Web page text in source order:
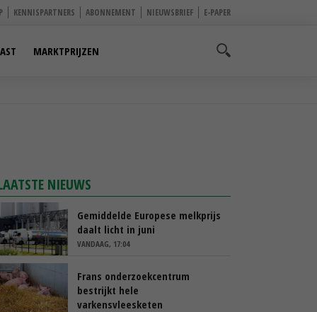
KENNISPARTNERS ABONNEMENT NIEUWSBRIEF E-PAPER
MARKTPRIJZEN
NIEUWS
Gemiddelde Europese melkprijs
daalt licht in juni
VANDAAG, 17:04
Frans onderzoekcentrum
bestrijkt hele
varkensvleesketen